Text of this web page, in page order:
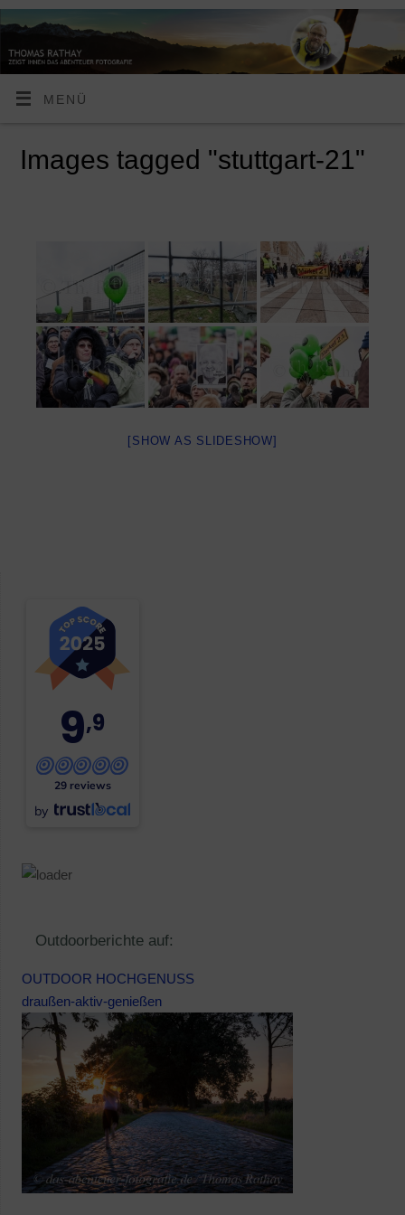
MENÜ
Images tagged "stuttgart-21"
[SHOW AS SLIDESHOW]
9,9
29 reviews
by
Outdoorberichte auf:
OUTDOOR HOCHGENUSS
draußen-aktiv-genießen